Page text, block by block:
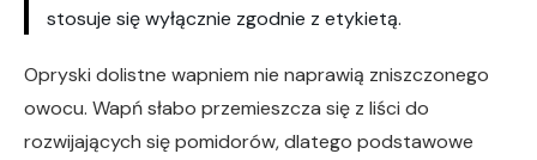
stosuje się wyłącznie zgodnie z etykietą.
Opryski dolistne wapniem nie naprawią zniszczonego
owocu. Wapń słabo przemieszcza się z liści do
rozwijających się pomidorów, dlatego podstawowe